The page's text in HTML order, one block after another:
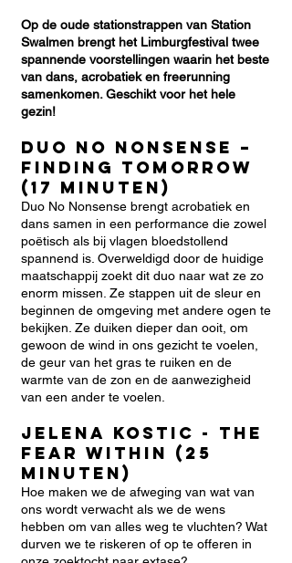
Op de oude stationstrappen van Station
Swalmen brengt het Limburgfestival twee
spannende voorstellingen waarin het beste
van dans, acrobatiek en freerunning
samenkomen. Geschikt voor het hele
gezin!
Duo No Nonsense –
finding tomorrow
(17 minuten)
Duo No Nonsense brengt acrobatiek en
dans samen in een performance die zowel
poëtisch als bij vlagen bloedstollend
spannend is. Overweldigd door de huidige
maatschappij zoekt dit duo naar wat ze zo
enorm missen. Ze stappen uit de sleur en
beginnen de omgeving met andere ogen te
bekijken. Ze duiken dieper dan ooit, om
gewoon de wind in ons gezicht te voelen,
de geur van het gras te ruiken en de
warmte van de zon en de aanwezigheid
van een ander te voelen.
Jelena Kostic - THE
FEAR WITHIN (25
minuten)
Hoe maken we de afweging van wat van
ons wordt verwacht als we de wens
hebben om van alles weg te vluchten? Wat
durven we te riskeren of op te offeren in